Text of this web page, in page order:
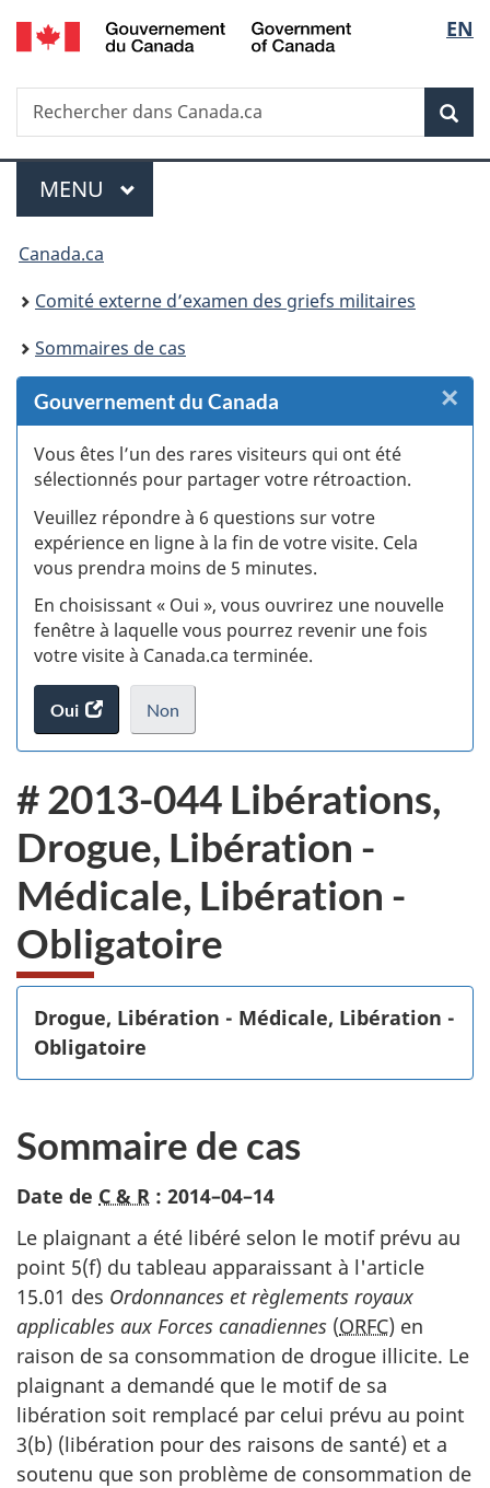
Passer
au
des
Passer
au
principal
Passer
à
Au
du
Passer
à
version
simplifiée
de
la
EN
Recherche
Rechercher
dans
Menu
MENU PRINCIPAL
Vous
êtes
ici :
Canada.ca
Comité externe d’examen des griefs militaires
Sommaires de cas
Gouvernement du Canada
Vous êtes l’un des rares visiteurs qui ont été
sélectionnés pour partager votre rétroaction.
Veuillez répondre à 6 questions sur votre
expérience en ligne à la fin de votre visite. Cela
vous prendra moins de 5 minutes.
En choisissant « Oui », vous ouvrirez une nouvelle
fenêtre à laquelle vous pourrez revenir une fois
votre visite à Canada.ca terminée.
Oui
accéder
au
Non
je
veux
pas
participer
au
sondage
du
site
web,
.
×
# 2013-044 Libérations,
Drogue, Libération -
Médicale, Libération -
Obligatoire
Drogue, Libération - Médicale, Libération -
Obligatoire
Sommaire de cas
Date de C & R : 2014–04–14
Le plaignant a été libéré selon le motif prévu au
point 5(f) du tableau apparaissant à l'article
15.01 des Ordonnances et règlements royaux
applicables aux Forces canadiennes (ORFC) en
raison de sa consommation de drogue illicite. Le
plaignant a demandé que le motif de sa
libération soit remplacé par celui prévu au point
3(b) (libération pour des raisons de santé) et a
soutenu que son problème de consommation de